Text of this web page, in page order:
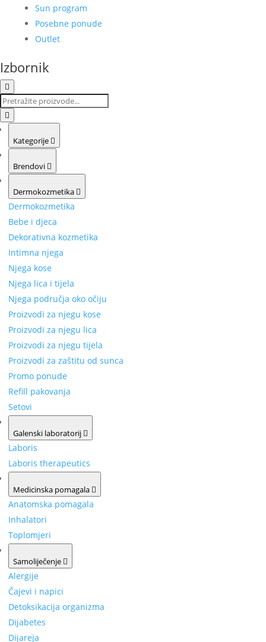
Sun program
Posebne ponude
Outlet
Izbornik
Kategorije
Brendovi
Dermokozmetika
Dermokozmetika
Bebe i djeca
Dekorativna kozmetika
Intimna njega
Njega kose
Njega lica i tijela
Njega područja oko očiju
Proizvodi za njegu kose
Proizvodi za njegu lica
Proizvodi za njegu tijela
Proizvodi za zaštitu od sunca
Promo ponude
Refill pakovanja
Setovi
Galenski laboratorij
Laboris
Laboris therapeutics
Medicinska pomagala
Anatomska pomagala
Inhalatori
Toplomjeri
Samoliječenje
Alergije
Čajevi i napici
Detoksikacija organizma
Dijabetes
Dijareja